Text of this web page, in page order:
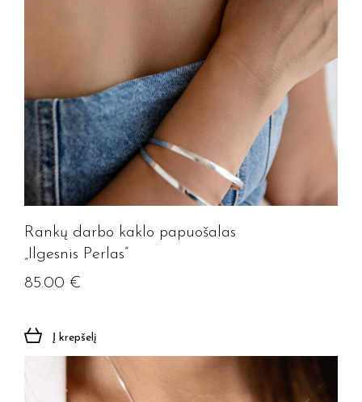
Rankų darbo kaklo papuošalas
„Ilgesnis Perlas”
85.00 €
Į krepšelį